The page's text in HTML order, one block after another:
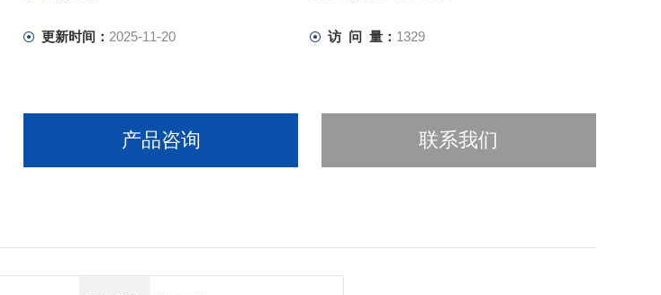
更新时间： 2025-11-20 访 问 量： 1329
产品咨询 联系我们